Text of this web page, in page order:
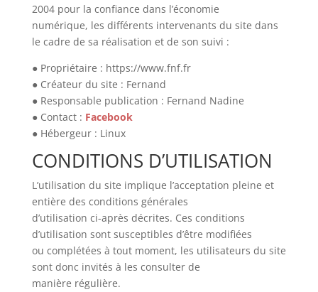
2004 pour la confiance dans l’économie
numérique, les différents intervenants du site dans
le cadre de sa réalisation et de son suivi :
● Propriétaire : https://www.fnf.fr
● Créateur du site : Fernand
● Responsable publication : Fernand Nadine
● Contact : Facebook
● Hébergeur : Linux
CONDITIONS D’UTILISATION
L’utilisation du site implique l’acceptation pleine et
entière des conditions générales
d’utilisation ci-après décrites. Ces conditions
d’utilisation sont susceptibles d’être modifiées
ou complétées à tout moment, les utilisateurs du site
sont donc invités à les consulter de
manière régulière.